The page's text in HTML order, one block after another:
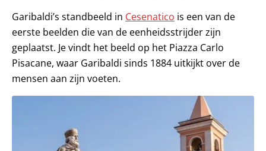
Garibaldi’s standbeeld in Cesenatico is een van de
eerste beelden die van de eenheidsstrijder zijn
geplaatst. Je vindt het beeld op het Piazza Carlo
Pisacane, waar Garibaldi sinds 1884 uitkijkt over de
mensen aan zijn voeten.